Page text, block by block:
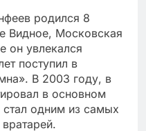
родился 8
Видное, Московская
он увлекался
поступил в
В 2003 году, в
в основном
одним из самых